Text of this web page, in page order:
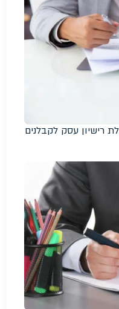
רישיון עסק לקבלנים